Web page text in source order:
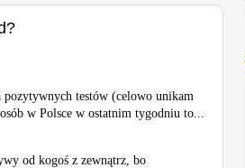
pozytywnych testów (celowo unikam
w Polsce w ostatnim tygodniu to...
od kogoś z zewnątrz, bo